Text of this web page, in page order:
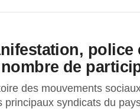
police
de
des mouvements
syndicats du